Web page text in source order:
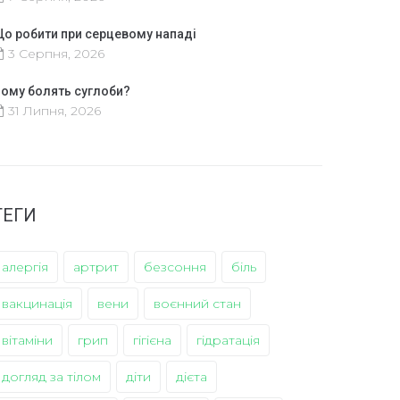
робити при серцевому нападі
3 Серпня, 2026
болять суглоби?
31 Липня, 2026
алергія артрит безсоння біль
вакцинація вени воєнний стан
вітаміни грип гігієна гідратація
догляд за тілом діти дієта